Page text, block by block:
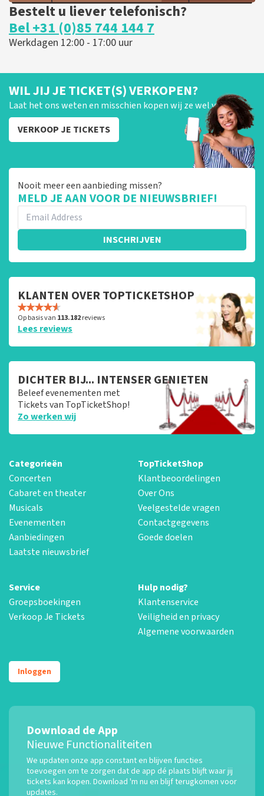
Bestelt u liever telefonisch?
Bel +31 (0)85 744 144 7
Werkdagen 12:00 - 17:00 uur
WIL JIJ JE TICKET(S) VERKOPEN?
Laat het ons weten en misschien kopen wij ze wel van je!
VERKOOP JE TICKETS
Nooit meer een aanbieding missen?
MELD JE AAN VOOR DE NIEUWSBRIEF!
INSCHRIJVEN
KLANTEN OVER TOPTICKETSHOP
Op basis van 113.182reviews
Lees reviews
DICHTER BIJ... INTENSER GENIETEN
Beleef evenementen met
Tickets van TopTicketShop!
Zo werken wij
Categorieën
Concerten
Cabaret en theater
Musicals
Evenementen
Aanbiedingen
Laatste nieuwsbrief
TopTicketShop
Klantbeoordelingen
Over Ons
Veelgestelde vragen
Contactgegevens
Goede doelen
Service
Groepsboekingen
Verkoop Je Tickets
Hulp nodig?
Klantenservice
Veiligheid en privacy
Algemene voorwaarden
Inloggen
Download de App
Nieuwe Functionaliteiten
We updaten onze app constant en blijven functies
toevoegen om te zorgen dat de app dé plaats blijft waar jij
tickets kan kopen. Download 'm nu en blijf terugkomen voor
updates.